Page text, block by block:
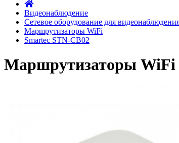
Видеонаблюдение
Сетевое оборудование для
Маршрутизаторы WiFi
Smartec STN-CB02
Маршрутизаторы WiFi